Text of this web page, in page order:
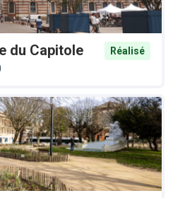
du Capitole
Réalisé